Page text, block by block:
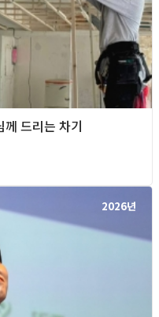
드리는 차기
2026년